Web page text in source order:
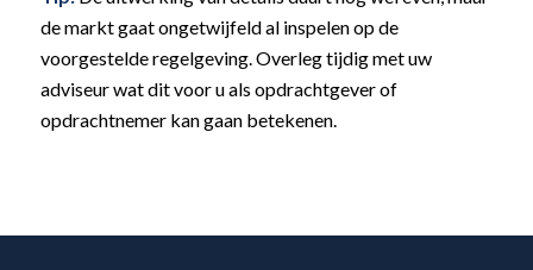
de markt gaat ongetwijfeld al inspelen op de
voorgestelde regelgeving. Overleg tijdig met uw
adviseur wat dit voor u als opdrachtgever of
opdrachtnemer kan gaan betekenen.